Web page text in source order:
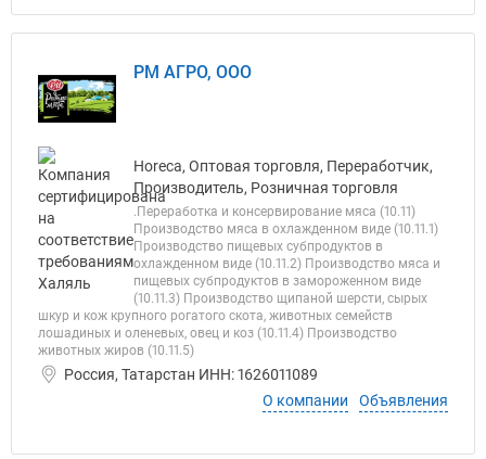
РМ АГРО, ООО
Horeca, Оптовая торговля, Переработчик,
Производитель, Розничная торговля
.Переработка и консервирование мяса (10.11)
Производство мяса в охлажденном виде (10.11.1)
Производство пищевых субпродуктов в
охлажденном виде (10.11.2) Производство мяса и
пищевых субпродуктов в замороженном виде
(10.11.3) Производство щипаной шерсти, сырых
шкур и кож крупного рогатого скота, животных семейств
лошадиных и оленевых, овец и коз (10.11.4) Производство
животных жиров (10.11.5)
Россия, Татарстан ИНН: 1626011089
О компании
Объявления